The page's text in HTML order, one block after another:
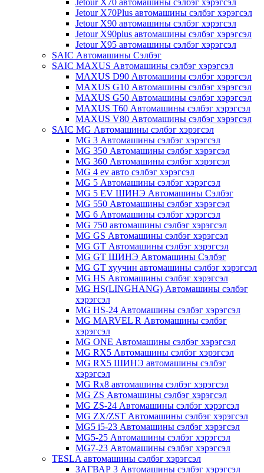
Jetour X70 автомашины сэлбэг хэрэгсэл
Jetour X70Plus автомашины сэлбэг хэрэгсэл
Jetour X90 автомашины сэлбэг хэрэгсэл
Jetour X90plus автомашины сэлбэг хэрэгсэл
Jetour X95 автомашины сэлбэг хэрэгсэл
SAIC Автомашины Сэлбэг
SAIC MAXUS Автомашины сэлбэг хэрэгсэл
MAXUS D90 Автомашины сэлбэг хэрэгсэл
MAXUS G10 Автомашины сэлбэг хэрэгсэл
MAXUS G50 Автомашины сэлбэг хэрэгсэл
MAXUS T60 Автомашины сэлбэг хэрэгсэл
MAXUS V80 Автомашины сэлбэг хэрэгсэл
SAIC MG Автомашины сэлбэг хэрэгсэл
MG 3 Автомашины сэлбэг хэрэгсэл
MG 350 Автомашины сэлбэг хэрэгсэл
MG 360 Автомашины сэлбэг хэрэгсэл
MG 4 ev авто сэлбэг хэрэгсэл
MG 5 Автомашины сэлбэг хэрэгсэл
MG 5 EV ШИНЭ Автомашины Сэлбэг
MG 550 Автомашины сэлбэг хэрэгсэл
MG 6 Автомашины сэлбэг хэрэгсэл
MG 750 автомашины сэлбэг хэрэгсэл
MG GS Автомашины сэлбэг хэрэгсэл
MG GT Автомашины сэлбэг хэрэгсэл
MG GT ШИНЭ Автомашины Сэлбэг
MG GT хуучин автомашины сэлбэг хэрэгсэл
MG HS Автомашины сэлбэг хэрэгсэл
MG HS(LINGHANG) Автомашины сэлбэг
хэрэгсэл
MG HS-24 Автомашины сэлбэг хэрэгсэл
MG MARVEL R Автомашины сэлбэг
хэрэгсэл
MG ONE Автомашины сэлбэг хэрэгсэл
MG RX5 Автомашины сэлбэг хэрэгсэл
MG RX5 ШИНЭ автомашины сэлбэг
хэрэгсэл
MG Rx8 автомашины сэлбэг хэрэгсэл
MG ZS Автомашины сэлбэг хэрэгсэл
MG ZS-24 Автомашины сэлбэг хэрэгсэл
MG ZX/ZST Автомашины сэлбэг хэрэгсэл
MG5 i5-23 Автомашины сэлбэг хэрэгсэл
MG5-25 Автомашины сэлбэг хэрэгсэл
MG7-23 Автомашины сэлбэг хэрэгсэл
TESLA автомашины сэлбэг хэрэгсэл
ЗАГВАР 3 Автомашины сэлбэг хэрэгсэл